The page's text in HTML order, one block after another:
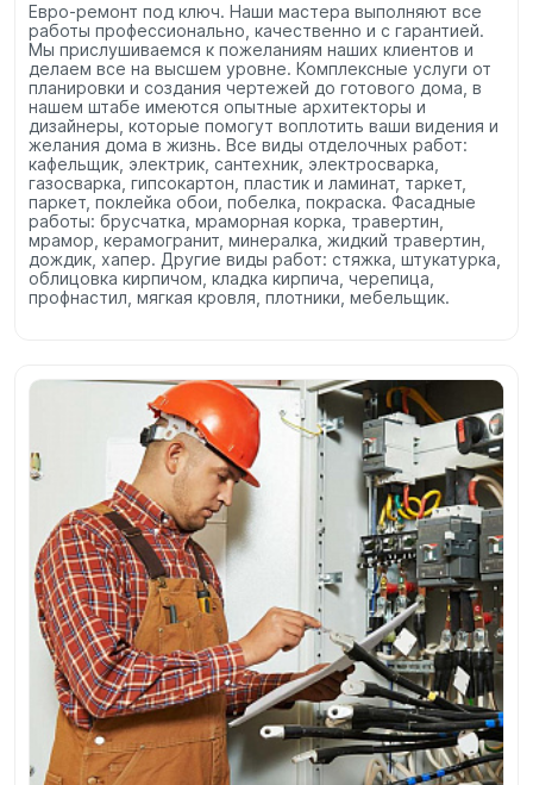
Евро-ремонт под ключ. Наши мастера выполняют все
работы профессионально, качественно и с гарантией.
Мы прислушиваемся к пожеланиям наших клиентов и
делаем все на высшем уровне. Комплексные услуги от
планировки и создания чертежей до готового дома, в
нашем штабе имеются опытные архитекторы и
дизайнеры, которые помогут воплотить ваши видения и
желания дома в жизнь. Все виды отделочных работ:
кафельщик, электрик, сантехник, электросварка,
газосварка, гипсокартон, пластик и ламинат, таркет,
паркет, поклейка обои, побелка, покраска. Фасадные
работы: брусчатка, мраморная корка, травертин,
мрамор, керамогранит, минералка, жидкий травертин,
дождик, хапер. Другие виды работ: стяжка, штукатурка,
облицовка кирпичом, кладка кирпича, черепица,
профнастил, мягкая кровля, плотники, мебельщик.